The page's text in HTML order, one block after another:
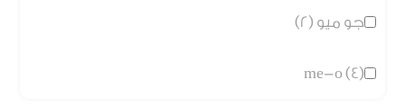
جو ميو (2)
me-o (4)